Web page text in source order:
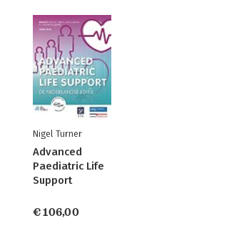
Nigel Turner
Advanced
Paediatric Life
Support
€ 106,00